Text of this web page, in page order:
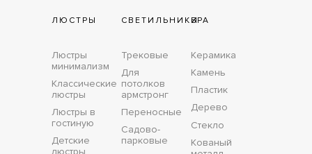
ЛЮСТРЫ
Люстры
минимализм
Классические
люстры
Люстры в
гостиную
Детские
СВЕТИЛЬНИКИ
Трековые
Для
потолков
армстронг
Переносные
Садово-
парковые
БРА
Керамика
Камень
Пластик
Дерево
Стекло
Кованый